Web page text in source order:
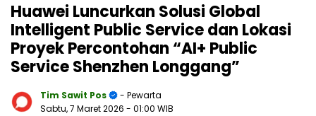
Huawei Luncurkan Solusi Global
Intelligent Public Service dan Lokasi
Proyek Percontohan “AI+ Public
Service Shenzhen Longgang”
Tim Sawit Pos
- Pewarta
Sabtu, 7 Maret 2026 - 01:00 WIB